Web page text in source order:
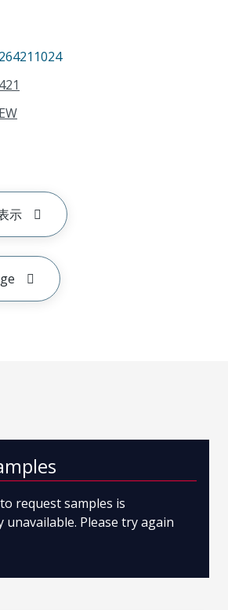
示
request samples is
Please try again